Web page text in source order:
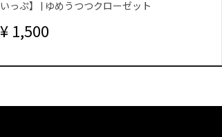
いっぷ】 | ゆめうつつクローゼット
1,500